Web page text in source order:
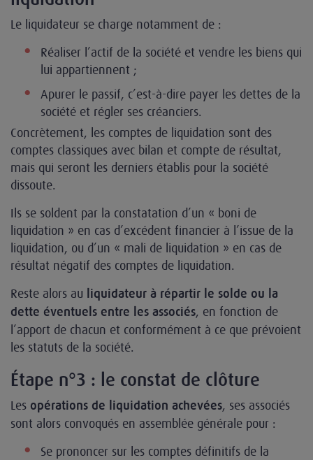
Le liquidateur se charge notamment de :
Réaliser l’actif de la société et vendre les biens qui
lui appartiennent ;
Apurer le passif, c’est-à-dire payer les dettes de la
société et régler ses créanciers.
Concrètement, les comptes de liquidation sont des
comptes classiques avec bilan et compte de résultat,
mais qui seront les derniers établis pour la société
dissoute.
Ils se soldent par la constatation d’un « boni de
liquidation » en cas d’excédent financier à l’issue de la
liquidation, ou d’un « mali de liquidation » en cas de
résultat négatif des comptes de liquidation.
Reste alors au liquidateur à répartir le solde ou la
dette éventuels entre les associés, en fonction de
l’apport de chacun et conformément à ce que prévoient
les statuts de la société.
Étape n°3 : le constat de clôture
Les opérations de liquidation achevées, ses associés
sont alors convoqués en assemblée générale pour :
Se prononcer sur les comptes définitifs de la